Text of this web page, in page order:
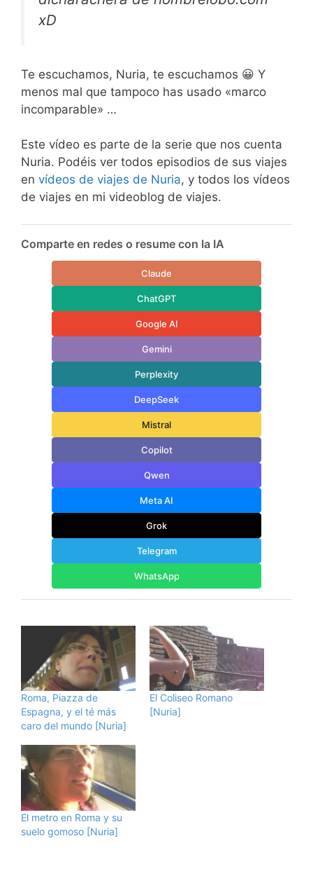
xD
Te escuchamos, Nuria, te escuchamos 😀 Y
menos mal que tampoco has usado «marco
incomparable» …
Este vídeo es parte de la serie que nos cuenta
Nuria. Podéis ver todos episodios de sus viajes
en vídeos de viajes de Nuria, y todos los vídeos
de viajes en mi videoblog de viajes.
Comparte en redes o resume con la IA
Claude
ChatGPT
Google AI
Gemini
Perplexity
DeepSeek
Mistral
Copilot
Qwen
Meta AI
Grok
Telegram
WhatsApp
Roma, Piazza de
Espagna, y el té más
caro del mundo [Nuria]
El Coliseo Romano
[Nuria]
El metro en Roma y su
suelo gomoso [Nuria]